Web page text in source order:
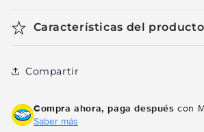
Características del producto
Compartir
Compra ahora, paga después con
Saber más